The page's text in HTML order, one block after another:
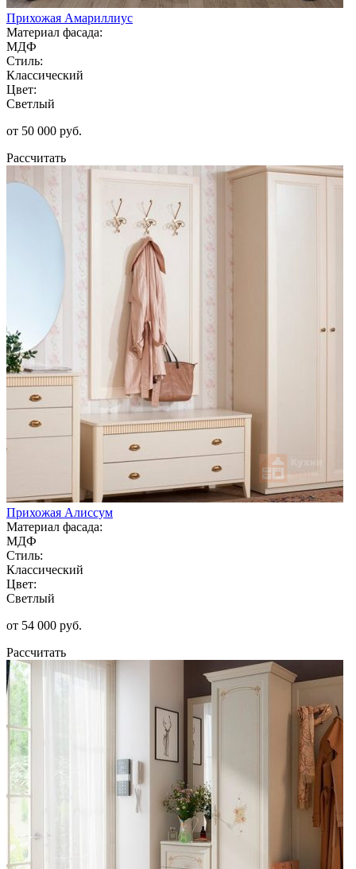
Прихожая Амариллиус
Материал фасада:
МДФ
Стиль:
Классический
Цвет:
Светлый
от 50 000 руб.
Рассчитать
Прихожая Алиссум
Материал фасада:
МДФ
Стиль:
Классический
Цвет:
Светлый
от 54 000 руб.
Рассчитать